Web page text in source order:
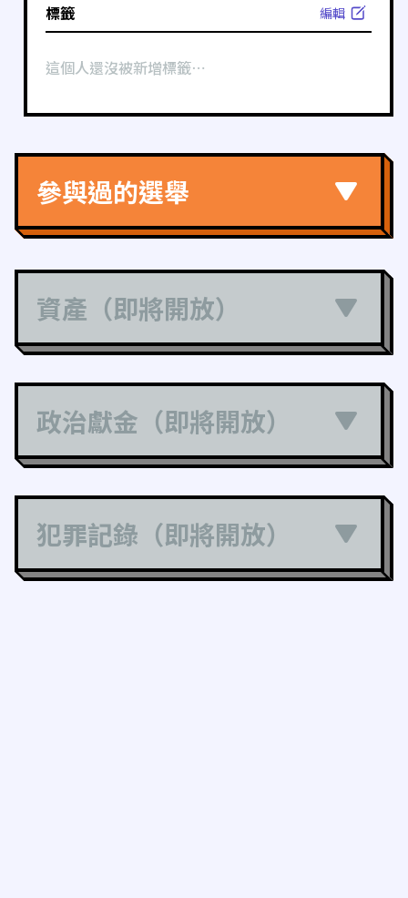
標籤
編輯
這個人還沒被新增標籤⋯
參與過的選舉
資產（即將開放）
政治獻金（即將開放）
犯罪記錄（即將開放）